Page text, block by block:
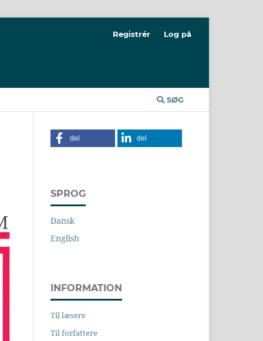
SØG
Registrér Log på
del del
SPROG
Dansk
English
INFORMATION
Til læsere
Til forfattere